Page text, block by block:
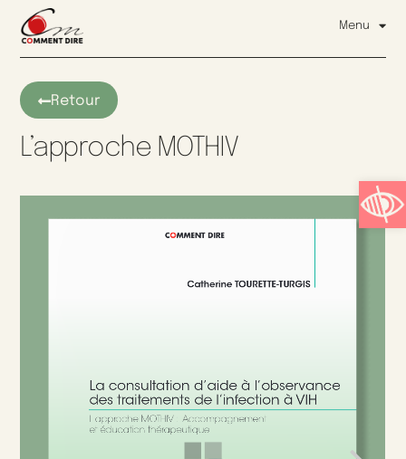
Ouvrir
Menu
Retour
L’approche MOTHIV